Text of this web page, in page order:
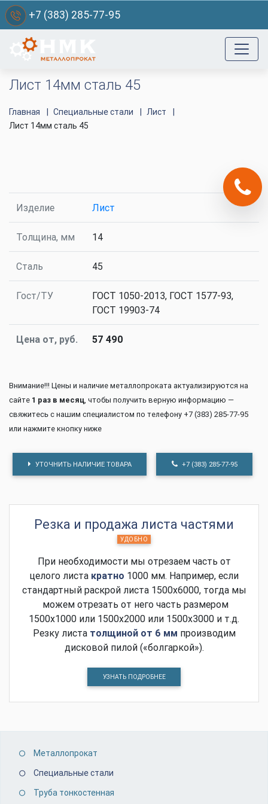
+7 (383) 285-77-95
Лист 14мм сталь 45
Главная Специальные стали
Лист
Лист 14мм сталь 45
Изделие Лист
Толщина, мм 14
Сталь 45
Гост/ТУ
ГОСТ 1050-2013, ГОСТ 1577-93,
ГОСТ 19903-74
Цена от, руб. 57 490
Внимание!!! Цены и наличие металлопроката актуализируются на
сайте 1 раз в месяц, чтобы получить верную информацию —
свяжитесь с нашим специалистом по телефону +7 (383) 285-77-95
или нажмите кнопку ниже
УТОЧНИТЬ НАЛИЧИЕ ТОВАРА +7 (383) 285-77-95
Резка и продажа листа частями
УДОБНО
При необходимости мы отрезаем часть от
целого листа кратно 1000 мм. Например, если
стандартный раскрой листа 1500х6000, тогда мы
можем отрезать от него часть размером
1500х1000 или 1500х2000 или 1500х3000 и т.д.
Резку листа толщиной от 6 мм производим
дисковой пилой («болгаркой»).
УЗНАТЬ ПОДРОБНЕЕ
Металлопрокат
Специальные стали
Труба тонкостенная